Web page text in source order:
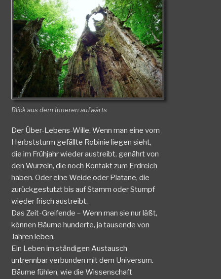
Blick aus dem Inneren aufwärts
Der Über-Lebens-Wille. Wenn man eine vom
Herbststurm gefällte Robinie liegen sieht,
die im Frühjahr wieder austreibt, genährt von
den Wurzeln, die noch Kontakt zum Erdreich
haben. Oder eine Weide oder Platane, die
zurückgestutzt bis auf Stamm oder Stumpf
wieder frisch austreibt.
Das Zeit-Greifende – Wenn man sie nur läßt,
können Bäume hunderte, ja tausende von
Jahren leben.
Ein Leben im ständigen Austausch
untrennbar verbunden mit dem Universum.
Bäume fühlen, wie die Wissenschaft